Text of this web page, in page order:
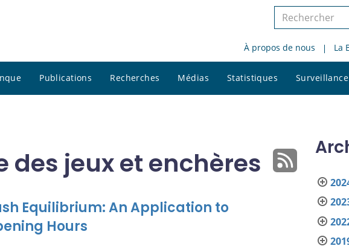
Rechercher
le
site
À propos de nous La
Publications Recherches Médias Statistiques
des jeux et enchères
Equilibrium: An Application to
Hours